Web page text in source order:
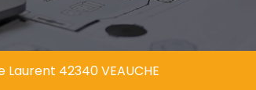
Laurent 42340 VEAUCHE